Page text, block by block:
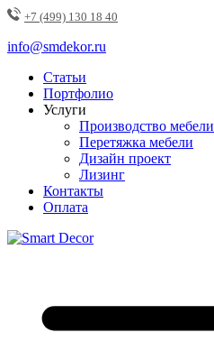
+7 (499) 130 18 40
info@smdekor.ru
Статьи
Портфолио
Услуги
Производство мебели
Перетяжка мебели
Дизайн проект
Лизинг
Контакты
Оплата